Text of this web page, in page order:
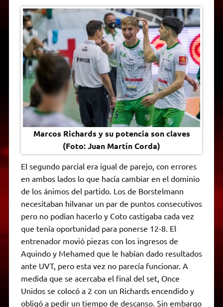
Marcos Richards y su potencia son claves
(Foto: Juan Martín Corda)
El segundo parcial era igual de parejo, con errores
en ambos lados lo que hacía cambiar en el dominio
de los ánimos del partido. Los de Borstelmann
necesitaban hilvanar un par de puntos consecutivos
pero no podían hacerlo y Coto castigaba cada vez
que tenía oportunidad para ponerse 12-8. El
entrenador movió piezas con los ingresos de
Aquindo y Mehamed que le habían dado resultados
ante UVT, pero esta vez no parecía funcionar. A
medida que se acercaba el final del set, Once
Unidos se colocó a 2 con un Richards encendido y
obligó a pedir un tiempo de descanso. Sin embargo